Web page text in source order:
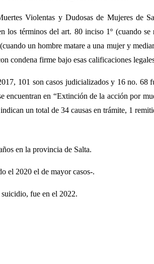
Violentas y Dudosas de Mujeres de
términos del art. 80 inciso 1º (cuando
un hombre matare a una mujer y
condena firme bajo esas calificaciones
101 son casos judicializados y 16 no.
en “Extinción de la acción por
un total de 34 causas en trámite, 1
en la provincia de Salta.
el 2020 el de mayor casos-.
fue en el 2022.